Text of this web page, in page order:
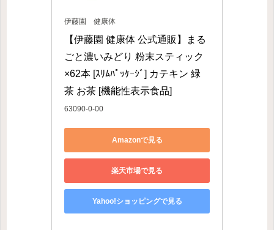
伊藤園 健康体
【伊藤園 健康体 公式通販】まる
ごと濃いみどり 粉末スティック
×62本 [ｽﾘﾑﾊﾟｯｹｰｼﾞ] カテキン 緑
茶 お茶 [機能性表示食品]
63090-0-00
Amazonで見る
楽天市場で見る
Yahoo!ショッピングで見る